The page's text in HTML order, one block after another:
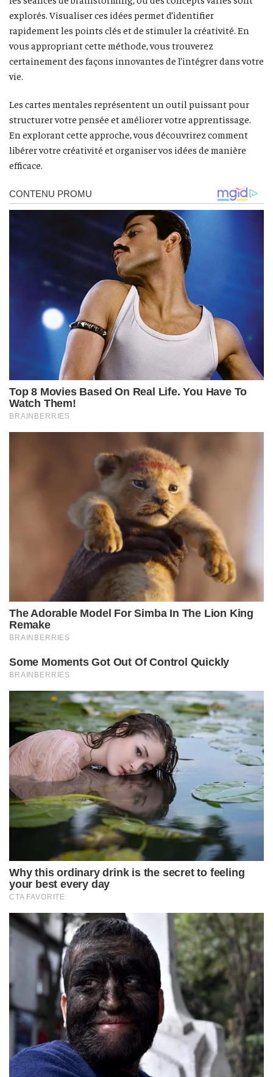
explorés. Visualiser ces idées permet d’identifier
rapidement les points clés et de stimuler la créativité. En
vous appropriant cette méthode, vous trouverez
certainement des façons innovantes de l’intégrer dans votre
vie.
Les cartes mentales représentent un outil puissant pour
structurer votre pensée et améliorer votre apprentissage.
En explorant cette approche, vous découvrirez comment
libérer votre créativité et organiser vos idées de manière
efficace.